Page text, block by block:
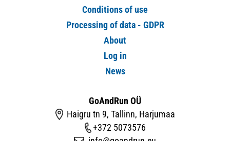
Conditions of use
Processing of data - GDPR
About
Log in
News
GoAndRun OÜ
Haigru tn 9, Tallinn, Harjumaa
+372 5073576